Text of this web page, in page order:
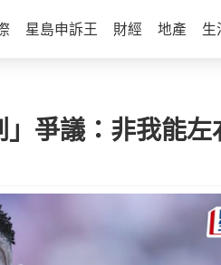
星島申訴王 財經 地產 生
爭議：非我能